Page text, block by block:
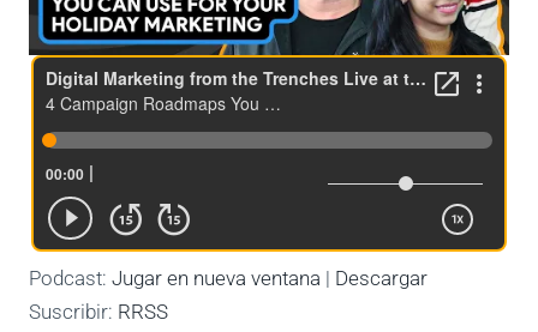
Podcast: Jugar en nueva ventana | Descargar
Suscribir: RRSS